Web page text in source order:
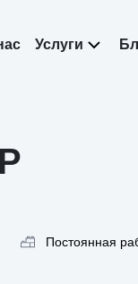
Услуги
Постоянная